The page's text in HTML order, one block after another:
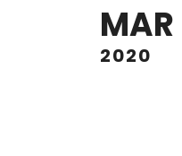
MAR
2020